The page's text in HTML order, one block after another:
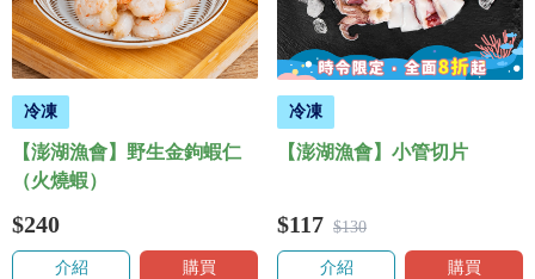
冷凍
【澎湖漁會】野生金鉤蝦仁
（火燒蝦）
$240
介紹 購買
冷凍
【澎湖漁會】小管切片
$117 $130
介紹 購買